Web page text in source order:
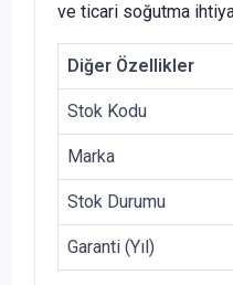
ve ticari soğutma
Diğer Özellikler
Stok Kodu
Marka
Stok Durumu
Garanti (Yıl)